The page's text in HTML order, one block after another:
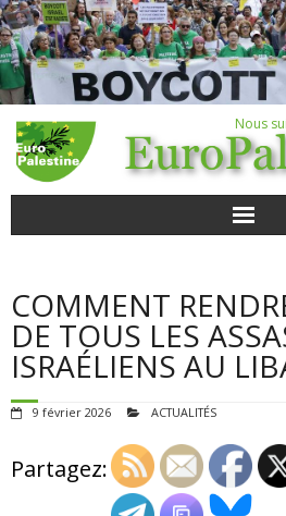
Nous
POUR AGIR
AGENDA
QUI SOMMES-NOUS ?
COMMENT
DE TOUS LES
ISRAÉLIENS AU
9 février 2026 ACTUALITÉS
Partagez: